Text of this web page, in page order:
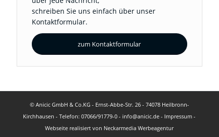
schreiben Sie uns einfach über unser
Kontaktformular.
zum Kontaktformular
© Anicic GmbH & Co.KG - Ernst-Abbe-Str. 26 - 74078 Heilbronn-
Kirchhausen - Telefon: 07066/91779-0 - info@anicic.de - Impressum -
Webseite realisiert von Neckarmedia Werbeagentur